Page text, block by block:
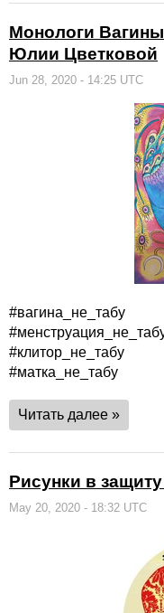
Монологи
Юлии Цветковой
Jun 28, 2020 - 14:25 UTC
#вагина_не_табу
#клитор_не_табу
#матка_не_табу
Читать далее »
Рисунки в
May 20, 2020 - 18:32 UTC